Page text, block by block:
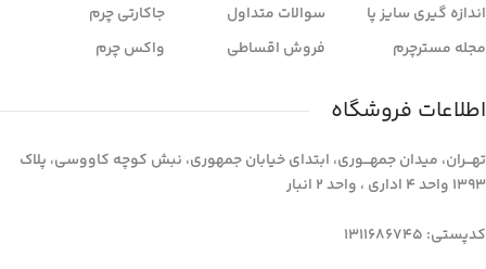
اندازه گیری سایز پا
مجله مسترچرم
سوالات متداول
فروش اقساطی
جاکارتی چرم
واکس چرم
اطلاعات فروشگاه
تهـــران، میدان جمهـــوری، ابتدای خیابان جمهوری، نبش کوچه کاووسی، پلاک
1393 واحد 4 اداری ، واحد 2 انبار
کدپستی: 1311686745